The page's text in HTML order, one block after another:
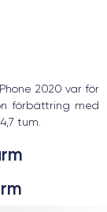
2020 var för
förbättring med
tum.